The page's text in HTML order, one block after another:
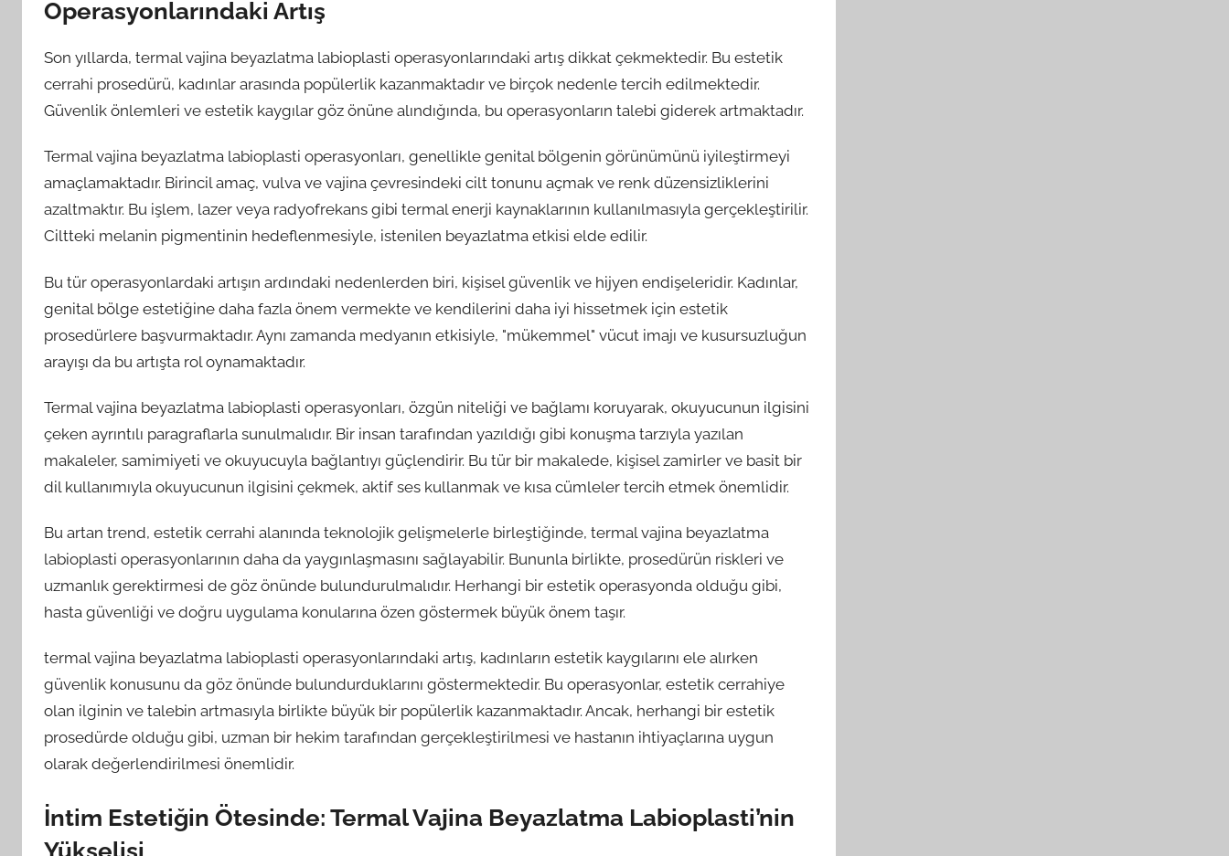
Operasyonlarındaki Artış
Son yıllarda, termal vajina beyazlatma labioplasti operasyonlarındaki artış dikkat çekmektedir. Bu estetik
cerrahi prosedürü, kadınlar arasında popülerlik kazanmaktadır ve birçok nedenle tercih edilmektedir.
Güvenlik önlemleri ve estetik kaygılar göz önüne alındığında, bu operasyonların talebi giderek artmaktadır.
Termal vajina beyazlatma labioplasti operasyonları, genellikle genital bölgenin görünümünü iyileştirmeyi
amaçlamaktadır. Birincil amaç, vulva ve vajina çevresindeki cilt tonunu açmak ve renk düzensizliklerini
azaltmaktır. Bu işlem, lazer veya radyofrekans gibi termal enerji kaynaklarının kullanılmasıyla gerçekleştirilir.
Ciltteki melanin pigmentinin hedeflenmesiyle, istenilen beyazlatma etkisi elde edilir.
Bu tür operasyonlardaki artışın ardındaki nedenlerden biri, kişisel güvenlik ve hijyen endişeleridir. Kadınlar,
genital bölge estetiğine daha fazla önem vermekte ve kendilerini daha iyi hissetmek için estetik
prosedürlere başvurmaktadır. Aynı zamanda medyanın etkisiyle, "mükemmel" vücut imajı ve kusursuzluğun
arayışı da bu artışta rol oynamaktadır.
Termal vajina beyazlatma labioplasti operasyonları, özgün niteliği ve bağlamı koruyarak, okuyucunun ilgisini
çeken ayrıntılı paragraflarla sunulmalıdır. Bir insan tarafından yazıldığı gibi konuşma tarzıyla yazılan
makaleler, samimiyeti ve okuyucuyla bağlantıyı güçlendirir. Bu tür bir makalede, kişisel zamirler ve basit bir
dil kullanımıyla okuyucunun ilgisini çekmek, aktif ses kullanmak ve kısa cümleler tercih etmek önemlidir.
Bu artan trend, estetik cerrahi alanında teknolojik gelişmelerle birleştiğinde, termal vajina beyazlatma
labioplasti operasyonlarının daha da yaygınlaşmasını sağlayabilir. Bununla birlikte, prosedürün riskleri ve
uzmanlık gerektirmesi de göz önünde bulundurulmalıdır. Herhangi bir estetik operasyonda olduğu gibi,
hasta güvenliği ve doğru uygulama konularına özen göstermek büyük önem taşır.
termal vajina beyazlatma labioplasti operasyonlarındaki artış, kadınların estetik kaygılarını ele alırken
güvenlik konusunu da göz önünde bulundurduklarını göstermektedir. Bu operasyonlar, estetik cerrahiye
olan ilginin ve talebin artmasıyla birlikte büyük bir popülerlik kazanmaktadır. Ancak, herhangi bir estetik
prosedürde olduğu gibi, uzman bir hekim tarafından gerçekleştirilmesi ve hastanın ihtiyaçlarına uygun
olarak değerlendirilmesi önemlidir.
İntim Estetiğin Ötesinde: Termal Vajina Beyazlatma Labioplasti’nin